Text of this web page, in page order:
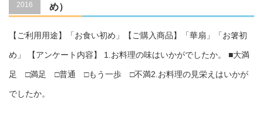
2016
め）
【ご利用用途】「お食い初め」【ご購入商品】「華扇」「お箸初
め」 【アンケート内容】 1.お料理の味はいかがでしたか。 ■大満
足 □満足 □普通 □もう一歩 □不満2.お料理の見栄えはいかが
でしたか。